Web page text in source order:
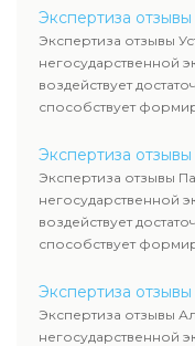
Экспертиза
Экспертиза отзывы
негосударственной
воздействует
способствует
Экспертиза
Экспертиза отзывы
негосударственной
воздействует
способствует
Экспертиза
Экспертиза отзывы
негосударственной